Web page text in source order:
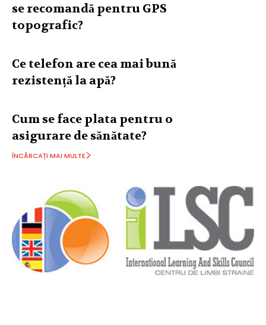
se recomandă pentru GPS
topografic?
Ce telefon are cea mai bună
rezistență la apă?
Cum se face plata pentru o
asigurare de sănătate?
ÎNCĂRCAȚI MAI MULTE